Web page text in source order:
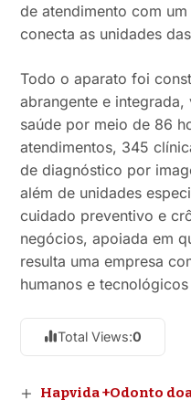
de atendimento com
conecta as unidades
Todo o aparato foi
abrangente e
saúde por meio de 86
atendimentos, 345
de diagnóstico por
além de unidades
cuidado preventivo e
negócios, apoiada em
resulta uma empresa
humanos e
Total Views:0
Hapvida +Odonto